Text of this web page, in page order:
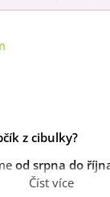
z cibulky?
od srpna do
Číst více